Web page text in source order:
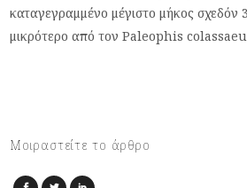
καταγεγραμμένο μέγιστο μήκος σχεδόν
μικρότερο από τον Paleophis
Μοιραστείτε το άρθρο